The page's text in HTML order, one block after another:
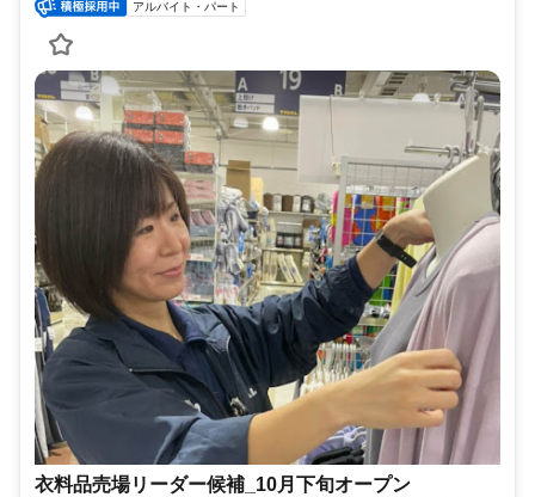
アルバイト・パート
衣料品売場リーダー候補_10月下旬オープン